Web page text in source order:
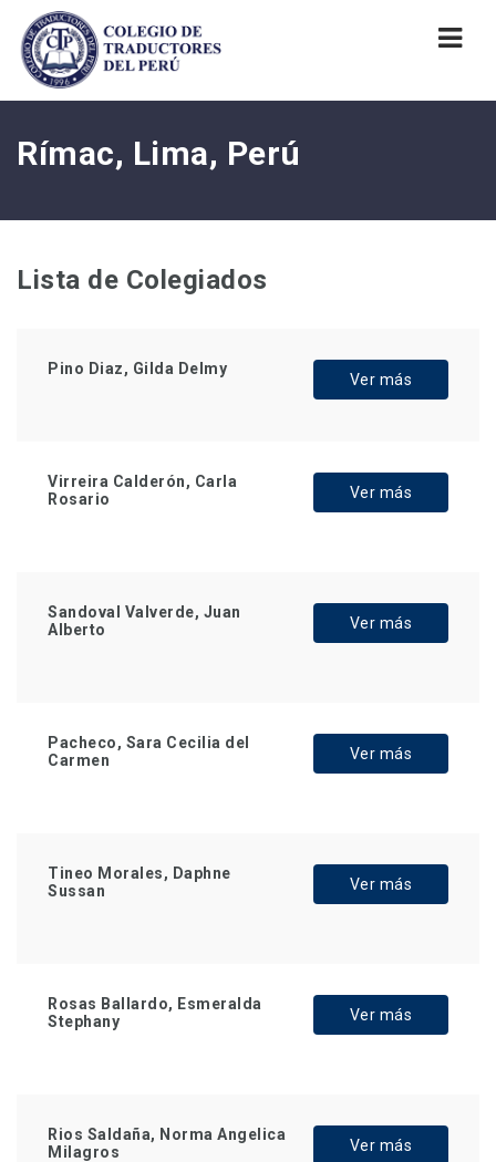
Rímac, Lima, Perú
Lista de Colegiados
Pino Diaz, Gilda Delmy
Ver más
Virreira Calderón, Carla
Rosario
Ver más
Sandoval Valverde, Juan
Alberto
Ver más
Pacheco, Sara Cecilia del
Carmen
Ver más
Tineo Morales, Daphne
Sussan
Ver más
Rosas Ballardo, Esmeralda
Stephany
Ver más
Rios Saldaña, Norma Angelica
Milagros
Ver más